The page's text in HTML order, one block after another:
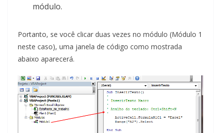
módulo.
Portanto, se você clicar duas vezes no módulo (Módulo 1
neste caso), uma janela de código como mostrada
abaixo aparecerá.